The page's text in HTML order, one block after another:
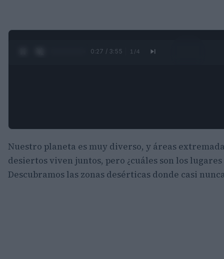
0:29 / 3:55 1 /4
Nuestro planeta es muy diverso, y áreas
desiertos viven juntos, pero ¿cuáles son los
Descubramos las zonas desérticas donde casi